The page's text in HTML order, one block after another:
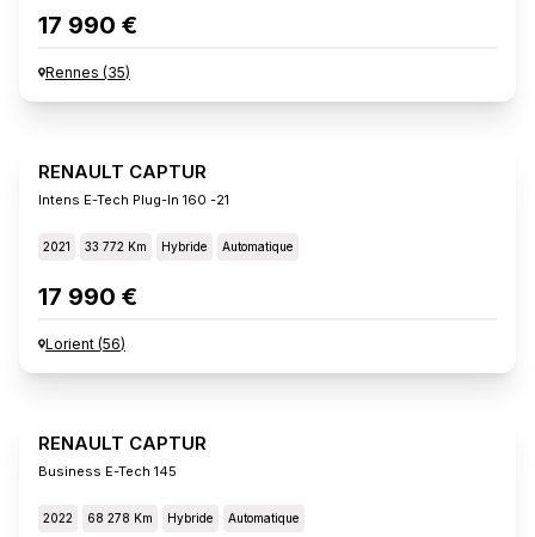
17 990 €
Rennes (35)
RENAULT CAPTUR
Intens E-Tech Plug-In 160 -21
2021 33 772 Km Hybride Automatique
17 990 €
Lorient (56)
RENAULT CAPTUR
Business E-Tech 145
2022 68 278 Km Hybride Automatique